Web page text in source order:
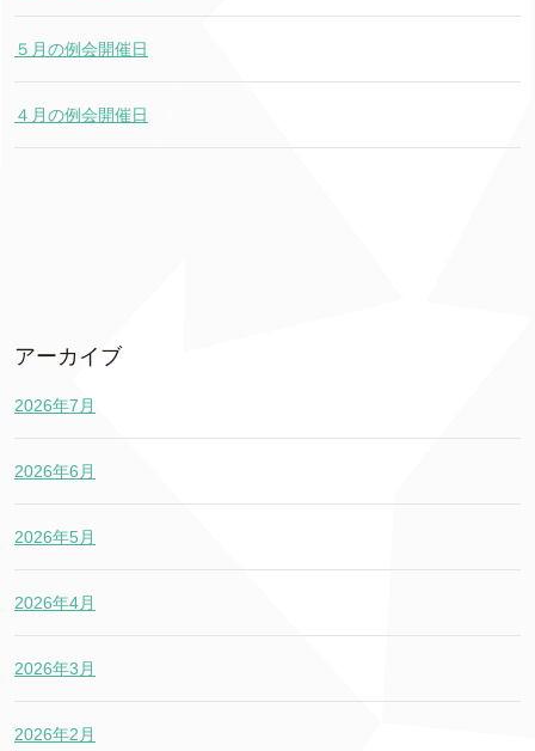
５月の例会開催日
４月の例会開催日
アーカイブ
2026年7月
2026年6月
2026年5月
2026年4月
2026年3月
2026年2月